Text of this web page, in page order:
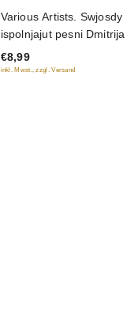
of
5
Various Artists. Swjosdy
ispolnjajut pesni Dmitrija
Klimaschenko
€8,99
inkl. Mwst., zzgl. Versand